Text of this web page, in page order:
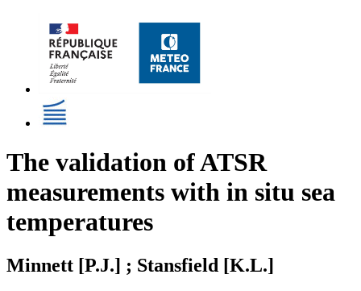
The validation of ATSR
measurements with in situ sea
temperatures
Minnett [P.J.] ; Stansfield [K.L.]